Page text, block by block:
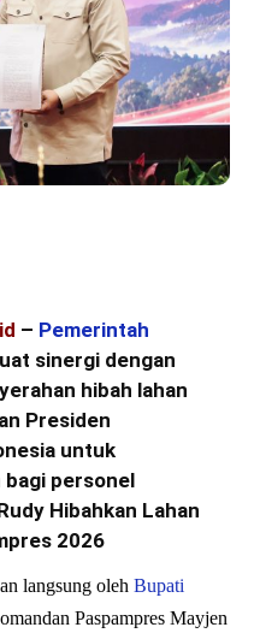
– Pemerintah
sinergi dengan
hibah lahan
Presiden
untuk
bagi personel
Hibahkan Lahan
2026
langsung oleh Bupati
Paspampres Mayjen